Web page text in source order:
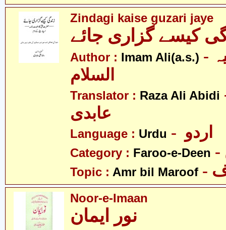
Zindagi kaise guzari jaye
کیسے گزاری جائے
Author : Imam Ali(a.s.) - امام علی علیہ
السلام
Translator : Raza Ali Abidi
عابدی
Language : Urdu
Category : Faroo-e-Deen
Topic : Amr bil Maroof
Noor-e-Imaan
نور ایمان